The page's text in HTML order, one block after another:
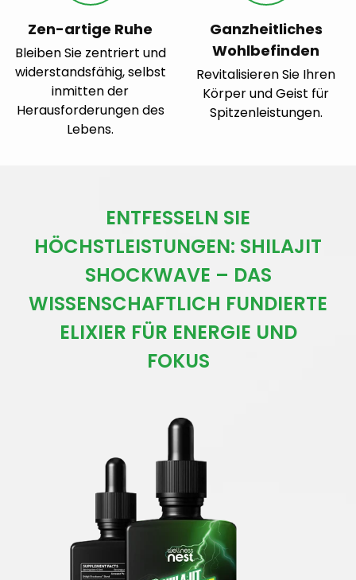
Zen-artige Ruhe
Bleiben Sie zentriert und
widerstandsfähig, selbst
inmitten der
Herausforderungen des
Lebens.
Ganzheitliches
Wohlbefinden
Revitalisieren Sie Ihren
Körper und Geist für
Spitzenleistungen.
ENTFESSELN SIE
HÖCHSTLEISTUNGEN: SHILAJIT
SHOCKWAVE – DAS
WISSENSCHAFTLICH FUNDIERTE
ELIXIER FÜR ENERGIE UND
FOKUS